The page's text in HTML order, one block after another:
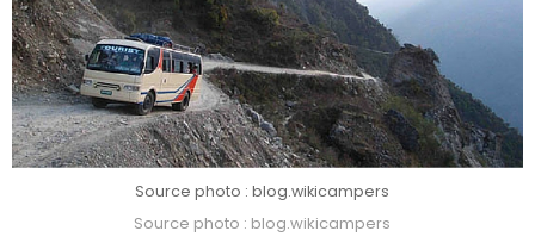
Source photo : blog.wikicampers
Source photo : blog.wikicampers